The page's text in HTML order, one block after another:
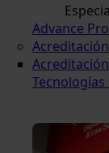
Advance